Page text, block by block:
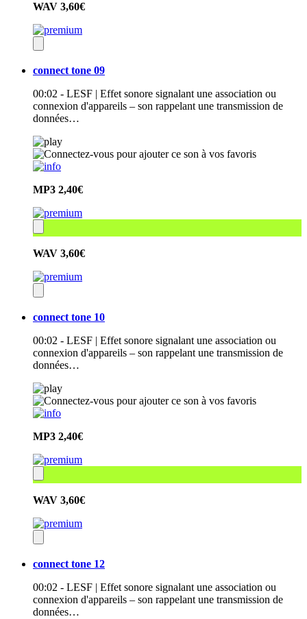
WAV 3,60€
connect tone 09
00:02 - LESF | Effet sonore signalant une association ou
connexion d'appareils – son rappelant une transmission de
données…
MP3 2,40€
WAV 3,60€
connect tone 10
00:02 - LESF | Effet sonore signalant une association ou
connexion d'appareils – son rappelant une transmission de
données…
MP3 2,40€
WAV 3,60€
connect tone 12
00:02 - LESF | Effet sonore signalant une association ou
connexion d'appareils – son rappelant une transmission de
données…